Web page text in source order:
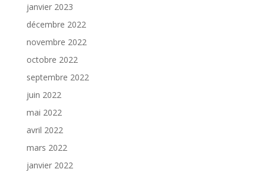
janvier 2023
décembre 2022
novembre 2022
octobre 2022
septembre 2022
juin 2022
mai 2022
avril 2022
mars 2022
janvier 2022